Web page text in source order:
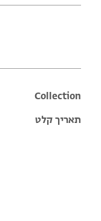
metadata
Collection
תאריך קלט